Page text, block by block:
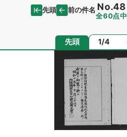
先頭 前の件名 No.48
全60点中
先頭 ページ